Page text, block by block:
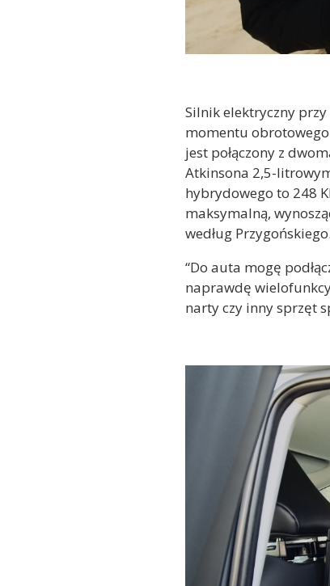
Silnik elektryczny
momentu
jest połączony z
Atkinsona 2,5-
hybrydowego to 248
maksymalną,
według Przygońskiego.
“Do auta mogę
naprawdę
narty czy inny sprzęt